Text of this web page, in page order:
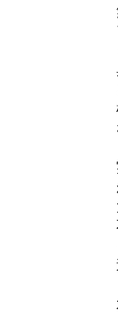
無
ア
ミ
奥
と
根
な
「
実
が
大
不
も
追
「
水